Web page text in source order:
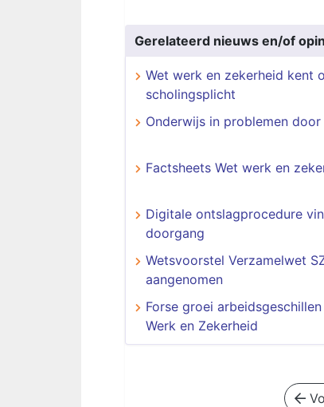
Gerelateerd nieuws en/of
Wet werk en zekerheid kent
scholingsplicht
Onderwijs in problemen door
Factsheets Wet werk en
Digitale ontslagprocedure
doorgang
Wetsvoorstel Verzamelwet
aangenomen
Forse groei
Werk en Zekerheid